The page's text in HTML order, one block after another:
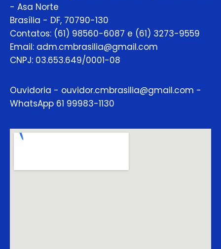
- Asa Norte
Brasília - DF, 70790-130
Contatos: (61) 98560-6087 e (61) 3273-9559
Email: adm.cmbrasilia@gmail.com
CNPJ: 03.653.649/0001-08
Ouvidoria - ouvidor.cmbrasilia@gmail.com -
WhatsApp 61 99983-1130